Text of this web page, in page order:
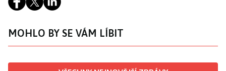
MOHLO BY SE VÁM LÍBIT